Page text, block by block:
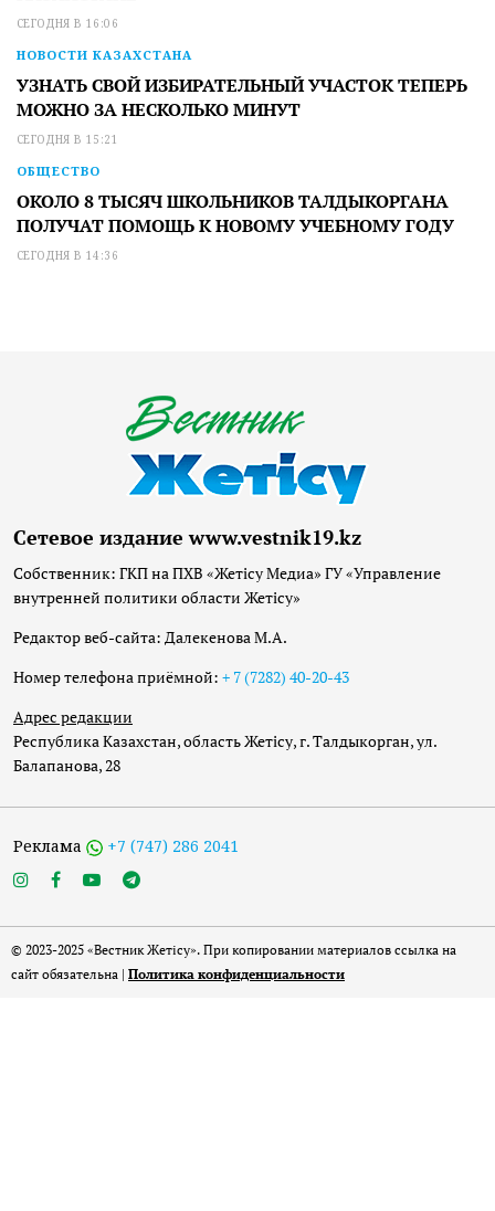
СЕГОДНЯ В 16:06
НОВОСТИ КАЗАХСТАНА
УЗНАТЬ СВОЙ ИЗБИРАТЕЛЬНЫЙ УЧАСТОК ТЕПЕРЬ
МОЖНО ЗА НЕСКОЛЬКО МИНУТ
СЕГОДНЯ В 15:21
ОБЩЕСТВО
ОКОЛО 8 ТЫСЯЧ ШКОЛЬНИКОВ ТАЛДЫКОРГАНА
ПОЛУЧАТ ПОМОЩЬ К НОВОМУ УЧЕБНОМУ ГОДУ
СЕГОДНЯ В 14:36
Сетевое издание www.vestnik19.kz
Собственник: ГКП на ПХВ «Жетісу Медиа» ГУ «Управление
внутренней политики области Жетісу»
Редактор веб-сайта: Далекенова М.А.
Номер телефона приёмной: + 7 (7282) 40-20-43
Адрес редакции
Республика Казахстан, область Жетісу, г. Талдыкорган, ул.
Балапанова, 28
Реклама +7 (747) 286 2041
© 2023-2025 «Вестник Жетісу». При копировании материалов ссылка на
сайт обязательна | Политика конфиденциальности